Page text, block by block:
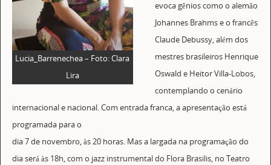
Lucia_Barrenechea – Foto: Clara
Lira
evoca gênios como o alemão
Johannes Brahms e o francês
Claude Debussy, além dos
mestres brasileiros Henrique
Oswald e Heitor Villa-Lobos,
contemplando o cenário
internacional e nacional. Com entrada franca, a apresentação está
programada para o
dia 7 de novembro, às 20 horas. Mas a largada na programação do
dia será às 18h, com o jazz instrumental do Flora Brasilis, no Teatro